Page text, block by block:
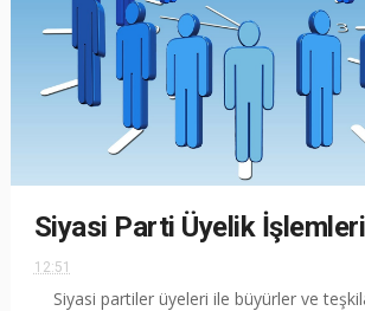
Siyasi Parti Üyelik İşlemleri
12:51
Siyasi partiler üyeleri ile büyürler ve